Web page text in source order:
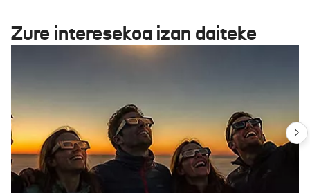
Zure interesekoa izan daiteke